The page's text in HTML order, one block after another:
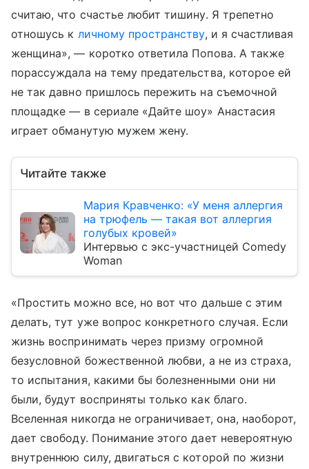
считаю, что счастье любит тишину. Я трепетно
отношусь к личному пространству, и я счастливая
женщина», — коротко ответила Попова. А также
порассуждала на тему предательства, которое ей
не так давно пришлось пережить на съемочной
площадке — в сериале «Дайте шоу» Анастасия
играет обманутую мужем жену.
Читайте также
Мария Кравченко: «У меня аллергия
на трюфель — такая вот аллергия
голубых кровей»
Интервью с экс-участницей Comedy
Woman
«Простить можно все, но вот что дальше с этим
делать, тут уже вопрос конкретного случая. Если
жизнь воспринимать через призму огромной
безусловной божественной любви, а не из страха,
то испытания, какими бы болезненными они ни
были, будут восприняты только как благо.
Вселенная никогда не ограничивает, она, наоборот,
дает свободу. Понимание этого дает невероятную
внутреннюю силу, двигаться с которой по жизни